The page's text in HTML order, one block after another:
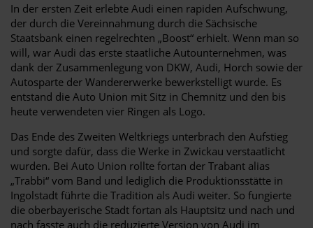
In der ersten Zeit erlebte Audi einen rapiden Aufschwung,
der durch die Vereinnahmung durch die Sächsische
Staatsbank einen regelrechten „Boost“ erhielt. Wenn man so
will, war Audi das erste staatliche Autounternehmen, was
dank der Zusammenlegung von DKW, Audi, Horch sowie der
Autosparte der Wandererwerke bewerkstelligt wurde. Es
entstand die Auto Union mit Sitz in Chemnitz und den bis
heute verwendeten vier Ringen als Logo.
Das Ende des Zweiten Weltkriegs unterbrach den Aufstieg
und sorgte dafür, dass die Werke in Zwickau verstaatlicht
wurden. Bei Auto Union rollte fortan der Trabant alias
„Trabbi“ vom Band und lediglich die Produktionsstätte in
Ingolstadt führte die Tradition als Audi weiter. So fungierte
die oberbayerische Stadt fortan als Hauptsitz und nach und
nach fasste auch die reduzierte Version von Audi im